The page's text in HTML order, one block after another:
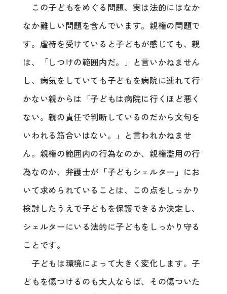
この子どもをめぐる問題、実は法的にはなか
なか難しい問題を含んでいます。親権の問題で
す。虐待を受けていると子どもが感じても、親
は、「しつけの範囲内だ。」と言いかねません
し、病気をしていても子どもを病院に連れて行
かない親からは「子どもは病院に行くほど悪く
ない。親の責任で判断しているのだから文句を
いわれる筋合いはない。」と言われかねませ
ん。親権の範囲内の行為なのか、親権濫用の行
為なのか、弁護士が「子どもシェルター」にお
いて求められていることは、この点をしっかり
検討したうえで子どもを保護できるか決定し、
シェルターにいる法的に子どもをしっかり守る
ことです。
子どもは環境によって大きく変化します。子
どもを傷つけるのも大人ならば、その傷ついた